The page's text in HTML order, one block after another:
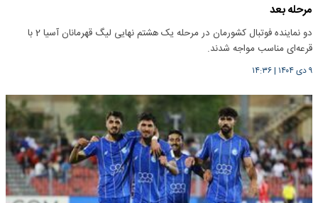
مرحله بعد
دو نماینده فوتبال کشورمان در مرحله یک هشتم نهایی لیگ قهرمانان آسیا 2 با
قرعه‌ای مناسب مواجه شدند.
۹ دی ۱۴۰۴ |۱۴:۳۶